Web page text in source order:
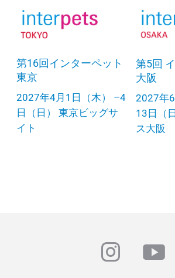
第16回インターペット
東京
2027年4月1日（木） –4
日（日） 東京ビッグサ
イト
第5回
大阪
2027年
13日（
ス大阪